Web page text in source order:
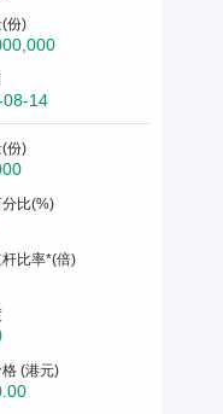
(份)
08-14
份)
比(%)
比率*(倍)
(港元)